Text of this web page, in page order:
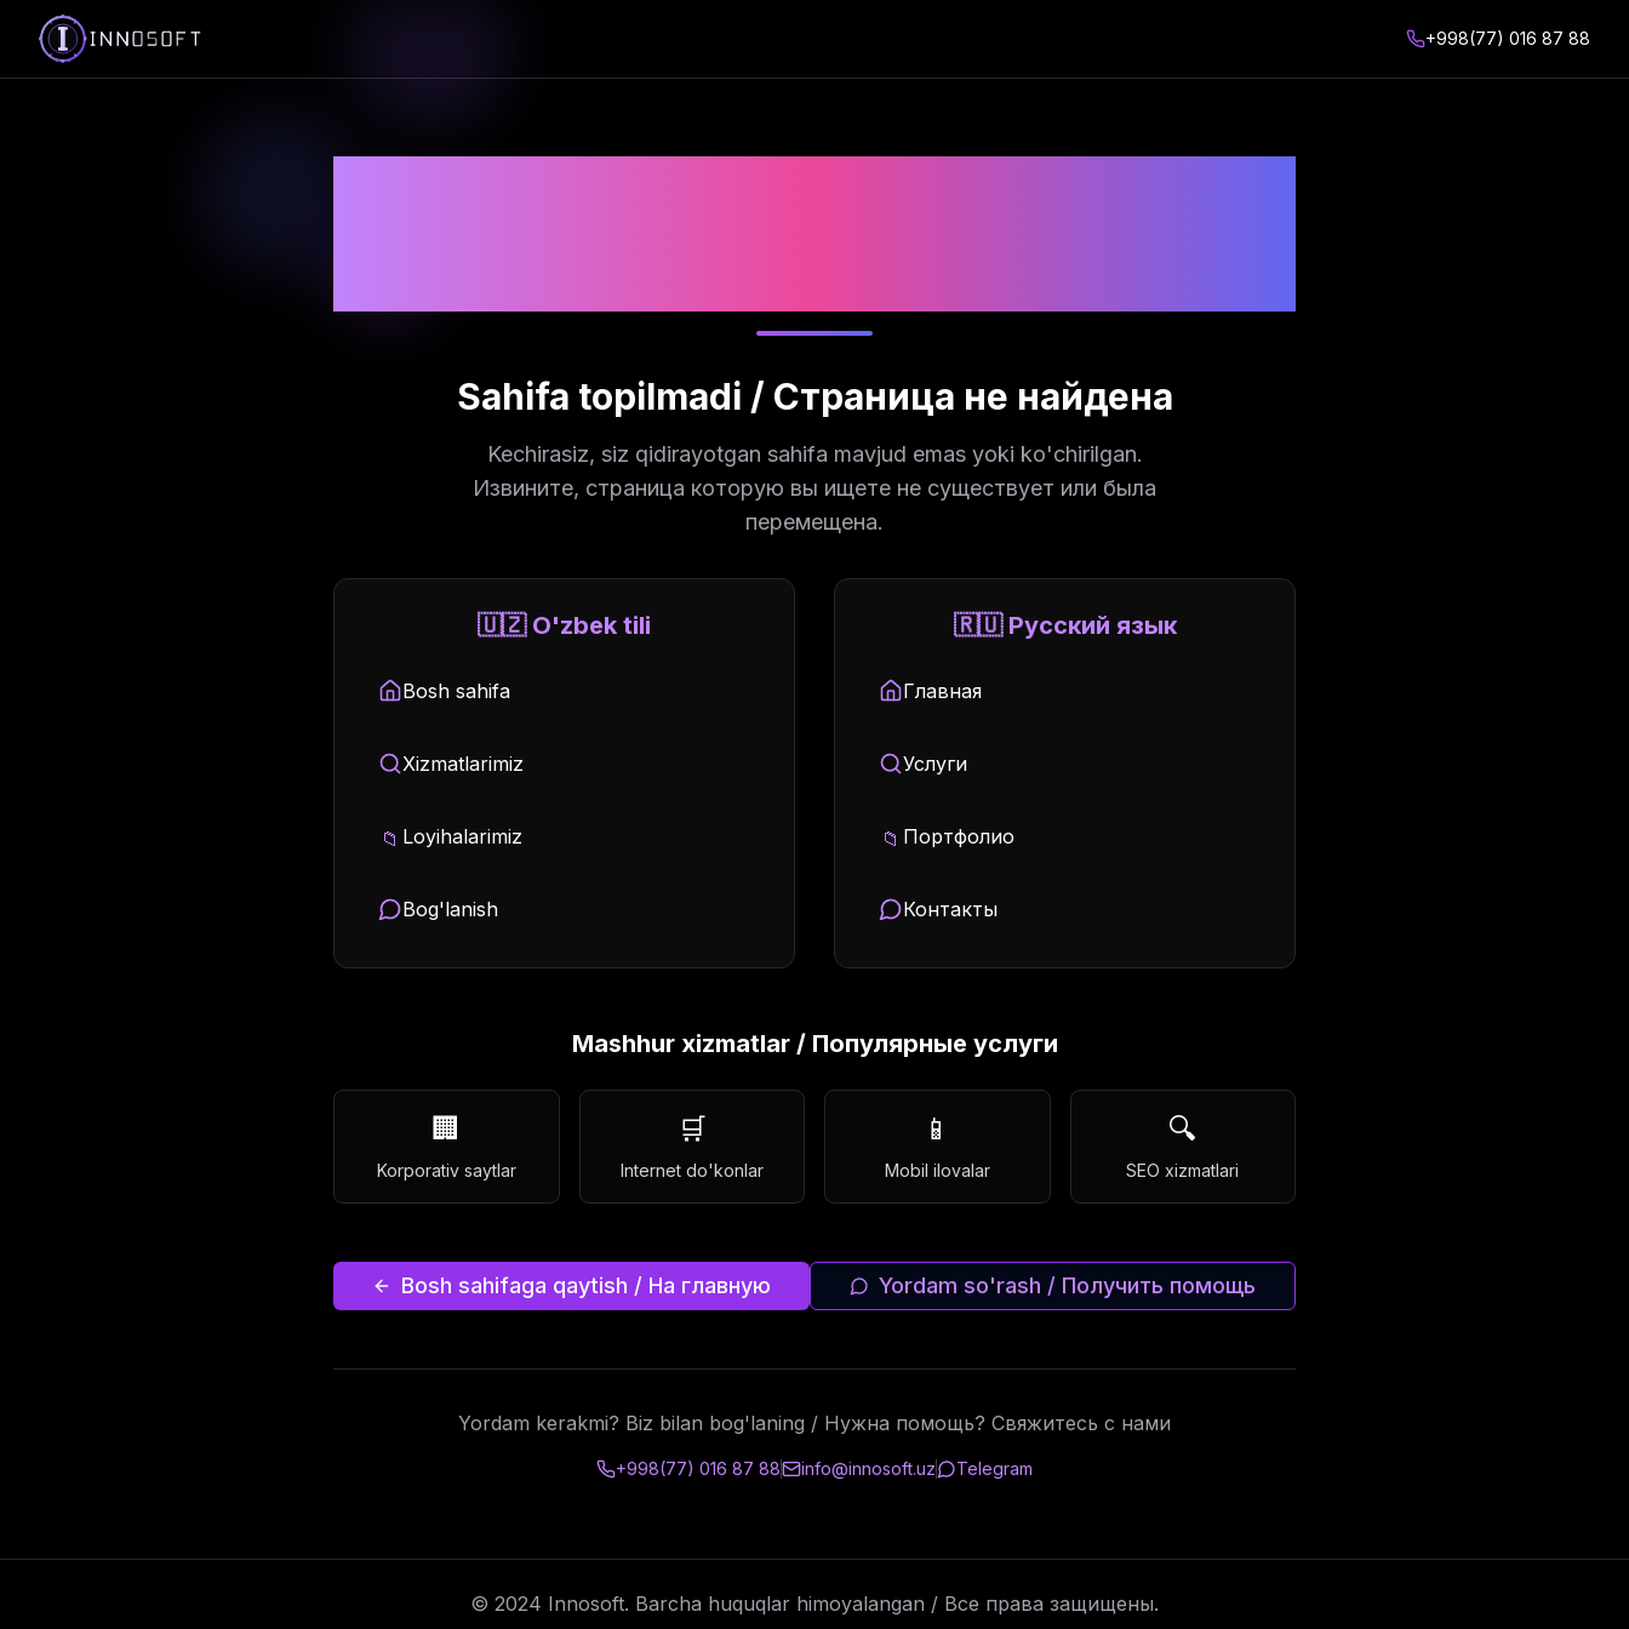
+998(77) 016 87 88
Sahifa topilmadi / Страница не найдена
Kechirasiz, siz qidirayotgan sahifa mavjud emas yoki ko'chirilgan.
Извините, страница которую вы ищете не существует или была
перемещена.
🇺🇿 O'zbek tili
Bosh sahifa
Xizmatlarimiz
📁 Loyihalarimiz
Bog'lanish
🇷🇺 Русский язык
Главная
Услуги
📁 Портфолио
Контакты
Mashhur xizmatlar / Популярные услуги
🏢
Korporativ saytlar
🛒
Internet do'konlar
📱
Mobil ilovalar
🔍
SEO xizmatlari
Bosh sahifaga qaytish / На главную Yordam so'rash / Получить помощь
Yordam kerakmi? Biz bilan bog'laning / Нужна помощь? Свяжитесь с нами
+998(77) 016 87 88 info@innosoft.uz Telegram
© 2024 Innosoft. Barcha huquqlar himoyalangan / Все права защищены.